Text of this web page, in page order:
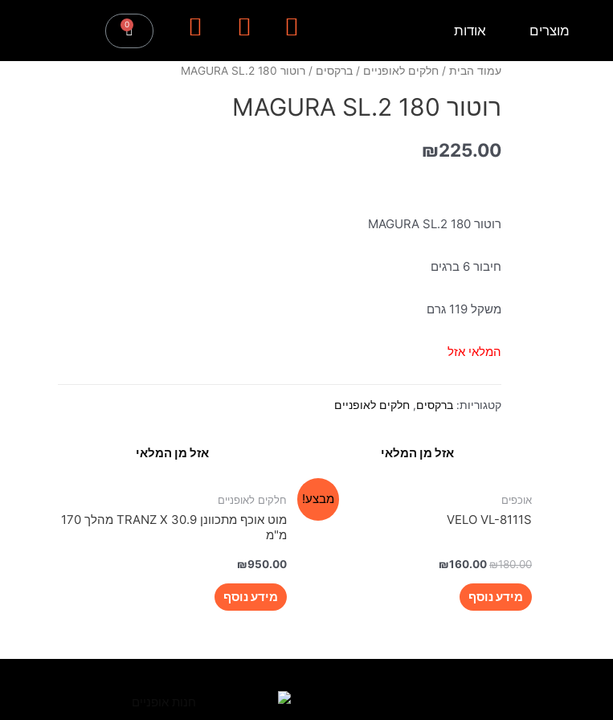
מוצרים אודות
עמוד הבית / חלקים לאופניים / ברקסים / רוטור MAGURA SL.2 180
רוטור MAGURA SL.2 180
₪225.00
רוטור MAGURA SL.2 180
חיבור 6 ברגים
משקל 119 גרם
המלאי אזל
קטגוריות: ברקסים, חלקים לאופניים
מבצע!
אזל מן המלאי
אוכפים
VELO VL-8111S
₪180.00
₪160.00
מידע נוסף
אזל מן המלאי
חלקים לאופניים
מוט אוכף מתכוונן TRANZ X 30.9 מהלך 170
מ"מ
₪950.00
מידע נוסף